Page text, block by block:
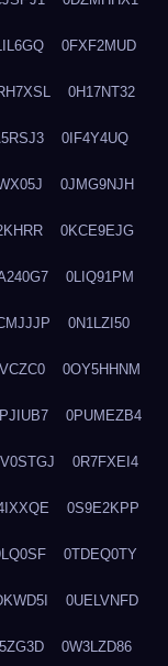
0FXF2MUD
0H17NT32
0IF4Y4UQ
0JMG9NJH
0KCE9EJG
0LIQ91PM
0N1LZI50
0OY5HHNM
0PUMEZB4
0R7FXEI4
0S9E2KPP
0TDEQ0TY
0UELVNFD
0W3LZD86